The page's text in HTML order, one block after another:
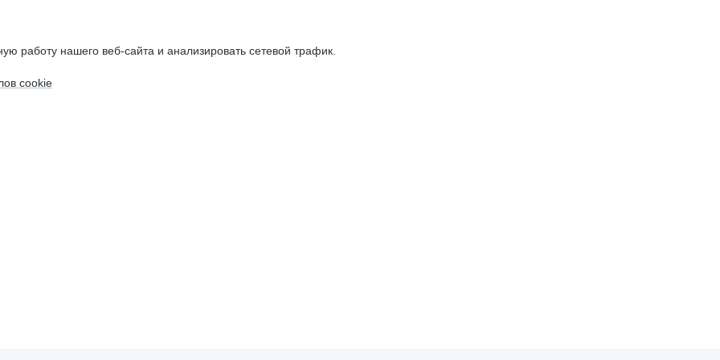
работу нашего веб-сайта и анализировать сетевой трафик.
cookie